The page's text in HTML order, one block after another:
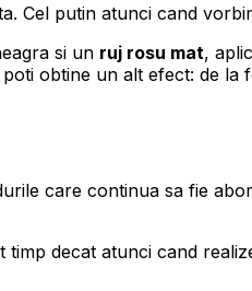
Cel putin atunci cand
si un ruj rosu mat,
poti obtine un alt efect: de la
care continua sa fie
timp decat atunci cand